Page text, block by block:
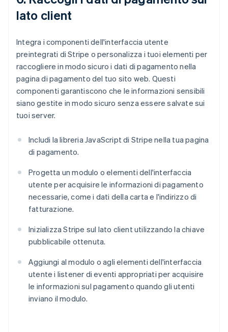
lato client
Integra i componenti dell'interfaccia utente
preintegrati di Stripe o personalizza i tuoi elementi per
raccogliere in modo sicuro i dati di pagamento nella
pagina di pagamento del tuo sito web. Questi
componenti garantiscono che le informazioni sensibili
siano gestite in modo sicuro senza essere salvate sui
tuoi server.
Includi la libreria JavaScript di Stripe nella tua pagina
di pagamento.
Progetta un modulo o elementi dell'interfaccia
utente per acquisire le informazioni di pagamento
necessarie, come i dati della carta e l'indirizzo di
fatturazione.
Inizializza Stripe sul lato client utilizzando la chiave
pubblicabile ottenuta.
Aggiungi al modulo o agli elementi dell'interfaccia
utente i listener di eventi appropriati per acquisire
le informazioni sul pagamento quando gli utenti
inviano il modulo.